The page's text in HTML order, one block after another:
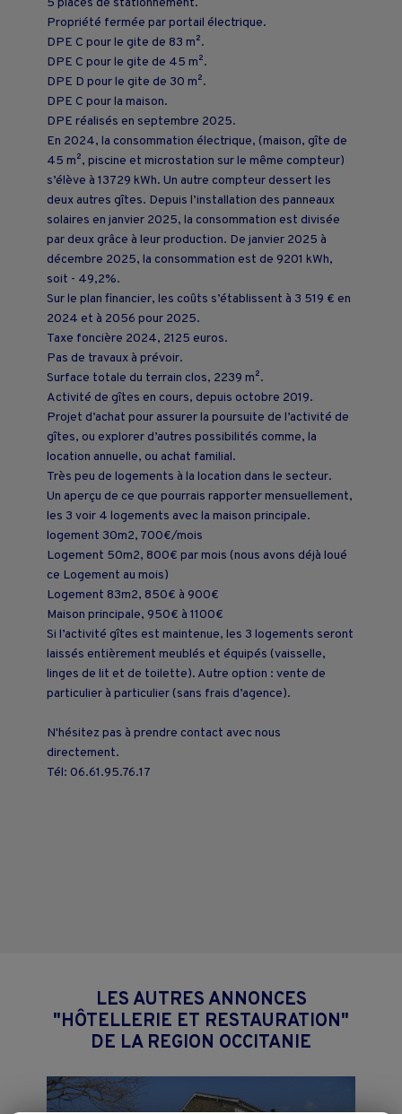
5 places de stationnement.
Propriété fermée par portail électrique.
DPE C pour le gite de 83 m².
DPE C pour le gite de 45 m².
DPE D pour le gite de 30 m².
DPE C pour la maison.
DPE réalisés en septembre 2025.
En 2024, la consommation électrique, (maison, gîte de
45 m², piscine et microstation sur le même compteur)
s’élève à 13729 kWh. Un autre compteur dessert les
deux autres gîtes. Depuis l’installation des panneaux
solaires en janvier 2025, la consommation est divisée
par deux grâce à leur production. De janvier 2025 à
décembre 2025, la consommation est de 9201 kWh,
soit - 49,2%.
Sur le plan financier, les coûts s’établissent à 3 519 € en
2024 et à 2056 pour 2025.
Taxe foncière 2024, 2125 euros.
Pas de travaux à prévoir.
Surface totale du terrain clos, 2239 m².
Activité de gîtes en cours, depuis octobre 2019.
Projet d’achat pour assurer la poursuite de l’activité de
gîtes, ou explorer d’autres possibilités comme, la
location annuelle, ou achat familial.
Très peu de logements à la location dans le secteur.
Un aperçu de ce que pourrais rapporter mensuellement,
les 3 voir 4 logements avec la maison principale.
logement 30m2, 700€/mois
Logement 50m2, 800€ par mois (nous avons déjà loué
ce Logement au mois)
Logement 83m2, 850€ à 900€
Maison principale, 950€ à 1100€
Si l’activité gîtes est maintenue, les 3 logements seront
laissés entièrement meublés et équipés (vaisselle,
linges de lit et de toilette). Autre option : vente de
particulier à particulier (sans frais d’agence).
N'hésitez pas à prendre contact avec nous
directement.
Tél: 06.61.95.76.17
LES AUTRES ANNONCES
"HÔTELLERIE ET RESTAURATION"
DE LA REGION OCCITANIE